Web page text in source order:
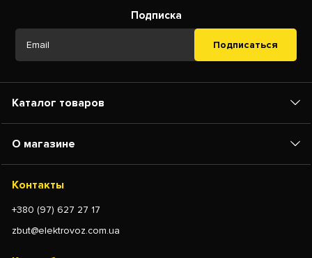
Подписка
Подписаться
Каталог товаров
О магазине
Контакты
+380 (97) 627 27 17
zbut@elektrovoz.com.ua